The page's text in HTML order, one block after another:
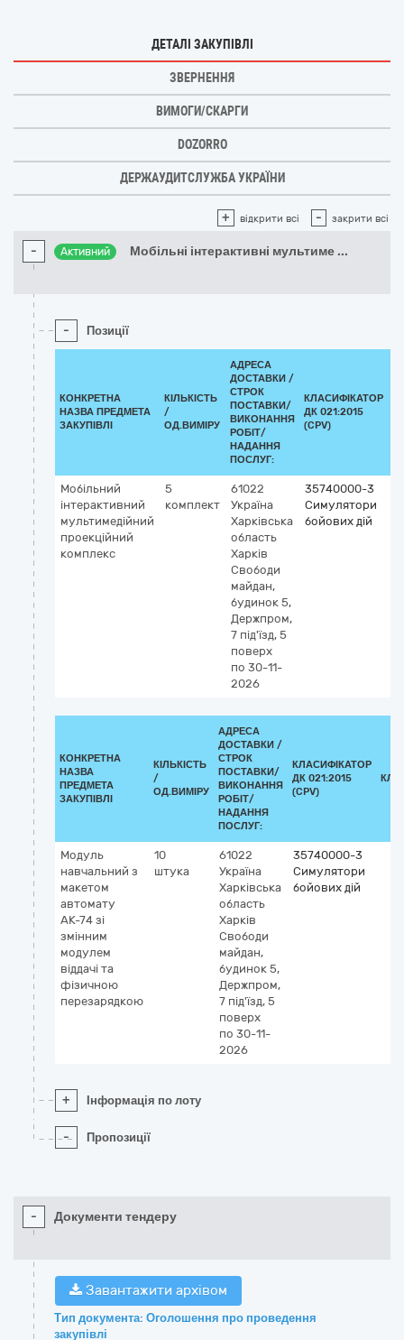
ДЕТАЛІ ЗАКУПІВЛІ
ЗВЕРНЕННЯ
ВИМОГИ/СКАРГИ
DOZORRO
ДЕРЖАУДИТСЛУЖБА УКРАЇНИ
+ відкрити всі - закрити всі
- Активний Мобільні інтерактивні мультиме ...
- Позиції
КОНКРЕТНА
НАЗВА ПРЕДМЕТА
ЗАКУПІВЛІ
КІЛЬКІСТЬ
/
ОД.ВИМІРУ
АДРЕСА
ДОСТАВКИ /
СТРОК
ПОСТАВКИ/
ВИКОНАННЯ
РОБІТ/
НАДАННЯ
ПОСЛУГ:
КЛАСИФІКАТОР
ДК 021:2015
(CPV)
Мобільний
інтерактивний
мультимедійний
проекційний
комплекс
5
комплект
61022
Україна
Харківська
область
Харків
Свободи
майдан,
будинок 5,
Держпром,
7 під'їзд, 5
поверх
по 30-11-
2026
35740000-3
Симулятори
бойових дій
КОНКРЕТНА
НАЗВА
ПРЕДМЕТА
ЗАКУПІВЛІ
КІЛЬКІСТЬ
/
ОД.ВИМІРУ
АДРЕСА
ДОСТАВКИ /
СТРОК
ПОСТАВКИ/
ВИКОНАННЯ
РОБІТ/
НАДАННЯ
ПОСЛУГ:
КЛАСИФІКАТОР
ДК 021:2015
(CPV)
Модуль
навчальний з
макетом
автомату
АК-74 зі
змінним
модулем
віддачі та
фізичною
перезарядкою
10
штука
61022
Україна
Харківська
область
Харків
Свободи
майдан,
будинок 5,
Держпром,
7 під'їзд, 5
поверх
по 30-11-
2026
35740000-3
Симулятори
бойових дій
+ Інформація по лоту
- Пропозиції
- Документи тендеру
Завантажити архівом
Тип документа: Оголошення про проведення
закупівлі